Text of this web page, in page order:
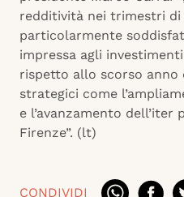
redditività nei trimestri di
particolarmente
impressa agli
rispetto allo scorso
strategici come
e l’avanzamento dell’iter
Firenze”. (lt)
CONDIVIDI